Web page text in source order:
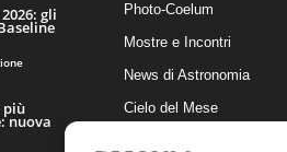
gli
più
nuova
Photo-Coelum
Mostre e Incontri
News di Astronomia
Cielo del Mese